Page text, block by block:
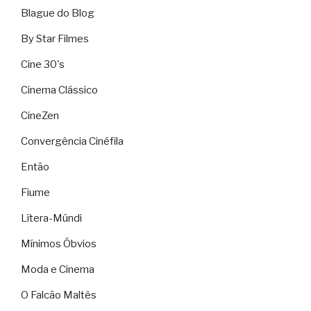
Blague do Blog
By Star Filmes
Cine 30's
Cinema Clássico
CineZen
Convergência Cinéfila
Então
Fiume
Lítera-Múndi
Mínimos Óbvios
Moda e Cinema
O Falcão Maltês